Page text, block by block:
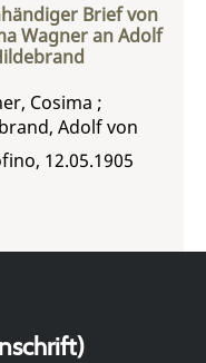
Brief von
Wagner an Adolf
Cosima ;
Adolf von
12.05.1905